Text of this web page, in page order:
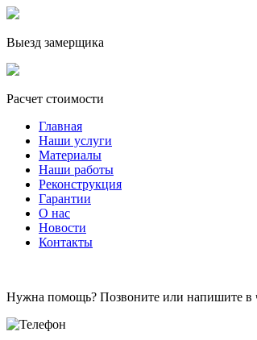
Выезд замерщика
Расчет стоимости
Главная
Наши услуги
Материалы
Наши работы
Реконструкция
Гарантии
О нас
Новости
Контакты
Нужна помощь? Позвоните или напишите в